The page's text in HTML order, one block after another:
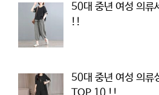
50대 중년 여성 의류
!!
50대 중년 여성 의류